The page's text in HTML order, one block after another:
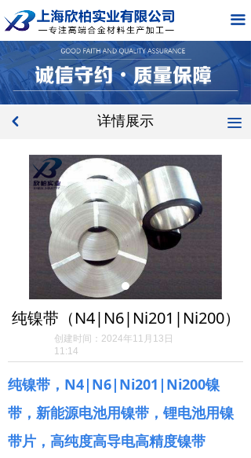
끀
网站首页
关于我们
产品中心
新闻中心
应用领域
在线留言
联系我们
纯镍带（N4|N6|Ni201|Ni200）
创建时间： 2024年11月13日
11:14
纯镍带，N4|N6|Ni201|Ni200镍
带，新能源电池用镍带，锂电池用镍
带片，高纯度高导电高精度镍带
낒 끀
详情展示